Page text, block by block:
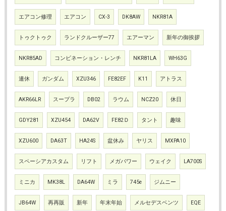
エアコン修理 エアコン CX-3 DK8AW NKR81A
トゥクトゥク ランドクルーザー77 エアーマン 新年の御挨拶
NKR85AD コンビネーション・レンチ NKR81LA WH63G
連休 ガンダム XZU346 FE82EF K11 アトラス
AKR66LR スープラ DB02 ラウム NCZ20 休日
GDY281 XZU454 DA62V FE82Ｄ タント 趣味
XZU600 DA63T HA24S 盆休み ヤリス MXPA10
スペーシアカスタム リフト メガパワー ウェイク LA700S
ミニカ MK38L DA64W ミラ 745e ジムニー
JB64W 再再販 新年 年末年始 メルセデスベンツ EQE